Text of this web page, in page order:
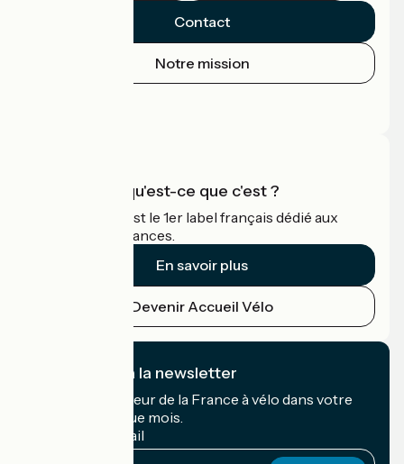
Contact
Notre mission
Accueil Vélo qu'est-ce que c'est ?
Accueil Vélo c'est le 1er label français dédié aux
cyclistes en vacances.
En savoir plus
Devenir Accueil Vélo
Je m'abonne à la newsletter
Recevez le meilleur de la France à vélo dans votre
boîte mail chaque mois.
Mon adresse mail